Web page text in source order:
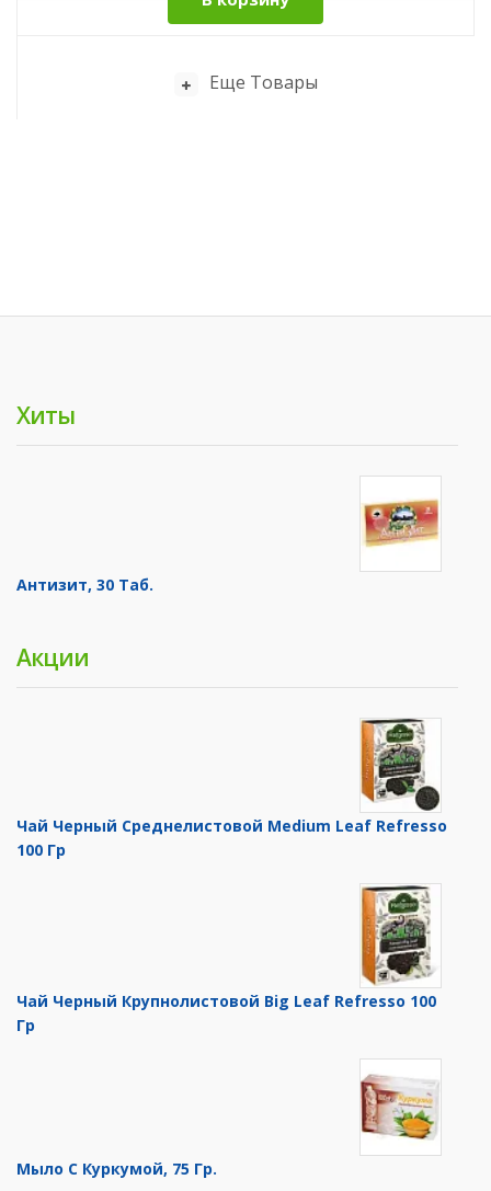
Еще Товары
Хиты
Антизит, 30 Таб.
Акции
Чай Черный Среднелистовой Medium Leaf Refresso
100 Гр
Чай Черный Крупнолистовой Big Leaf Refresso 100
Гр
Мыло С Куркумой, 75 Гр.